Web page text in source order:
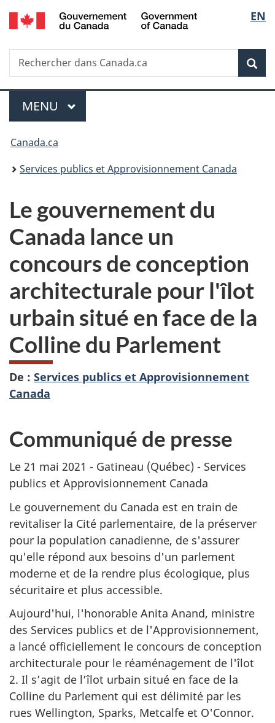
Passer
au
principal
Passer
à
Au
du
Passer
à
version
simplifiée
de
la
EN
Recherche
Rechercher
dans
Menu
MENU PRINCIPAL
Vous
êtes
Canada.ca
Services publics et Approvisionnement Canada
Le gouvernement du
Canada lance un
concours de conception
architecturale pour l'îlot
urbain situé en face de la
Colline du Parlement
De : Services publics et Approvisionnement
Canada
Communiqué de presse
Le 21 mai 2021 - Gatineau (Québec) - Services
publics et Approvisionnement Canada
Le gouvernement du Canada est en train de
revitaliser la Cité parlementaire, de la préserver
pour la population canadienne, de s'assurer
qu'elle répond aux besoins d'un parlement
moderne et de la rendre plus écologique, plus
sécuritaire et plus accessible.
Aujourd'hui, l'honorable Anita Anand, ministre
des Services publics et de l'Approvisionnement,
a lancé officiellement le concours de conception
architecturale pour le réaménagement de l'îlot
2. Il s’agit de l’îlot urbain situé en face de la
Colline du Parlement qui est délimité par les
rues Wellington, Sparks, Metcalfe et O'Connor.